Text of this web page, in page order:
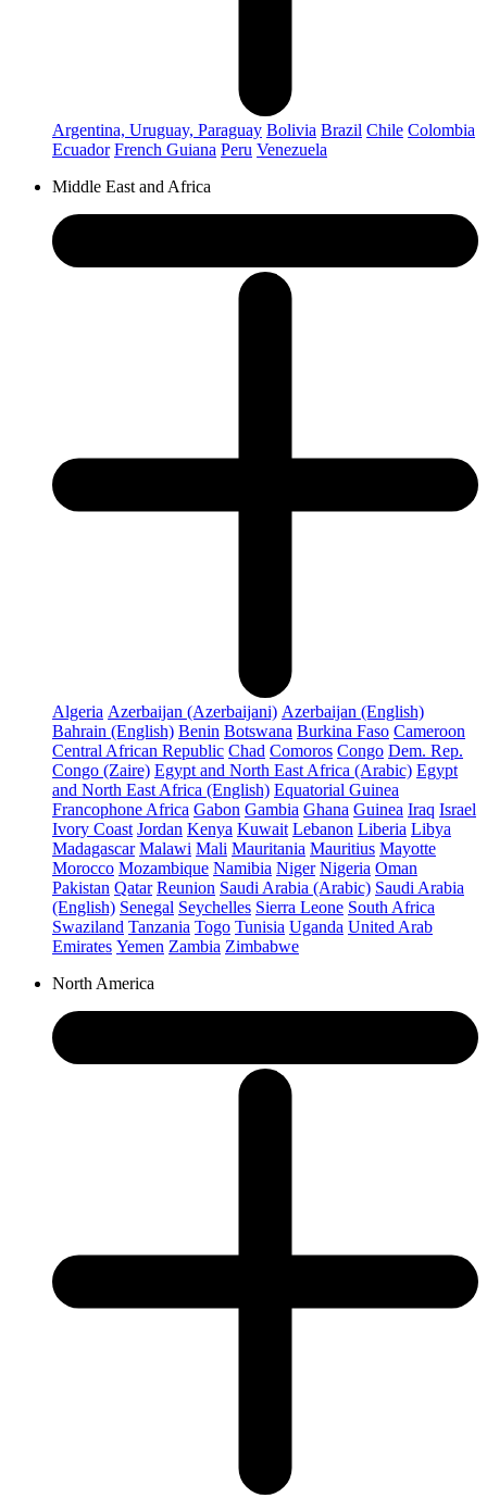
Argentina, Uruguay, Paraguay Bolivia Brazil Chile Colombia
Ecuador French Guiana Peru Venezuela
Middle East and Africa
Algeria Azerbaijan (Azerbaijani) Azerbaijan (English)
Bahrain (English) Benin Botswana Burkina Faso Cameroon
Central African Republic Chad Comoros Congo Dem. Rep.
Congo (Zaire) Egypt and North East Africa (Arabic) Egypt
and North East Africa (English) Equatorial Guinea
Francophone Africa Gabon Gambia Ghana Guinea Iraq Israel
Ivory Coast Jordan Kenya Kuwait Lebanon Liberia Libya
Madagascar Malawi Mali Mauritania Mauritius Mayotte
Morocco Mozambique Namibia Niger Nigeria Oman
Pakistan Qatar Reunion Saudi Arabia (Arabic) Saudi Arabia
(English) Senegal Seychelles Sierra Leone South Africa
Swaziland Tanzania Togo Tunisia Uganda United Arab
Emirates Yemen Zambia Zimbabwe
North America